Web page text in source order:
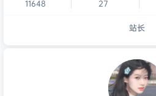
11648
27
站长
个人主页